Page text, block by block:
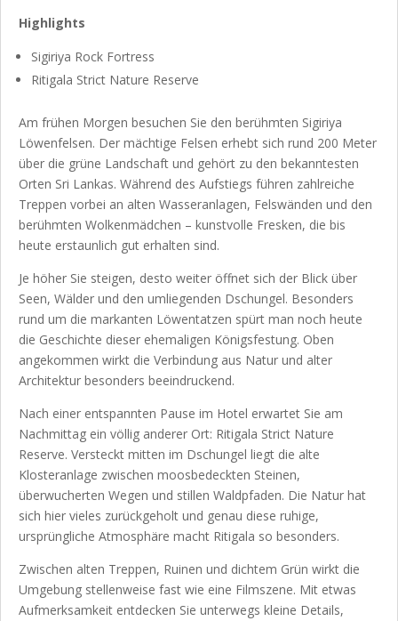
Highlights
Sigiriya Rock Fortress
Ritigala Strict Nature Reserve
Am frühen Morgen besuchen Sie den berühmten Sigiriya
Löwenfelsen. Der mächtige Felsen erhebt sich rund 200 Meter
über die grüne Landschaft und gehört zu den bekanntesten
Orten Sri Lankas. Während des Aufstiegs führen zahlreiche
Treppen vorbei an alten Wasseranlagen, Felswänden und den
berühmten Wolkenmädchen – kunstvolle Fresken, die bis
heute erstaunlich gut erhalten sind.
Je höher Sie steigen, desto weiter öffnet sich der Blick über
Seen, Wälder und den umliegenden Dschungel. Besonders
rund um die markanten Löwentatzen spürt man noch heute
die Geschichte dieser ehemaligen Königsfestung. Oben
angekommen wirkt die Verbindung aus Natur und alter
Architektur besonders beeindruckend.
Nach einer entspannten Pause im Hotel erwartet Sie am
Nachmittag ein völlig anderer Ort: Ritigala Strict Nature
Reserve. Versteckt mitten im Dschungel liegt die alte
Klosteranlage zwischen moosbedeckten Steinen,
überwucherten Wegen und stillen Waldpfaden. Die Natur hat
sich hier vieles zurückgeholt und genau diese ruhige,
ursprüngliche Atmosphäre macht Ritigala so besonders.
Zwischen alten Treppen, Ruinen und dichtem Grün wirkt die
Umgebung stellenweise fast wie eine Filmszene. Mit etwas
Aufmerksamkeit entdecken Sie unterwegs kleine Details,